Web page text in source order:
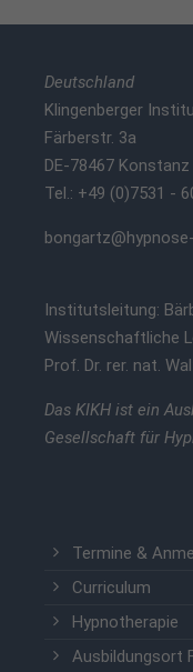
Deutschland
Klingenberger
Färberstr. 3a
DE-78467 Konstanz
Tel.: +49 (0)7531 -
Institutsleitung:
Wissenschaftliche
Prof. Dr. rer. nat.
Das KIKH ist ein
Gesellschaft für
Termine &
Curriculum
Hypnotherapie
Ausbildungsort